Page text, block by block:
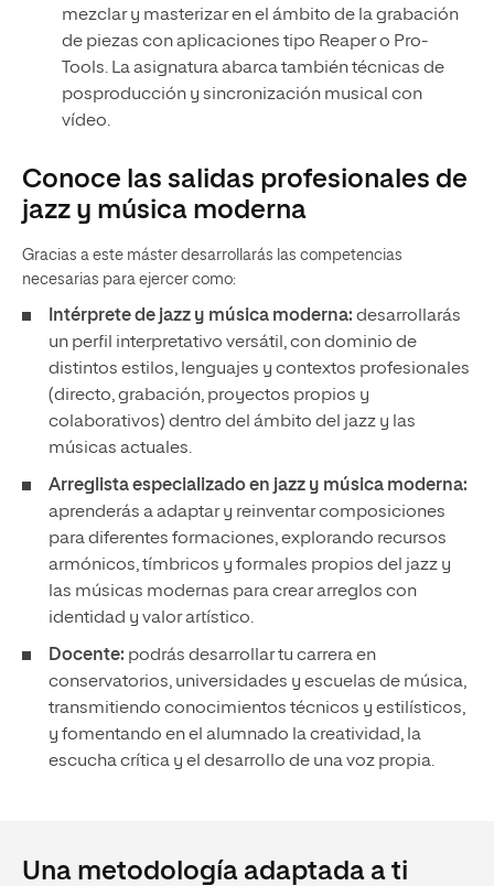
mezclar y masterizar en el ámbito de la grabación
de piezas con aplicaciones tipo Reaper o Pro-
Tools. La asignatura abarca también técnicas de
posproducción y sincronización musical con
vídeo.
Conoce las salidas profesionales de
jazz y música moderna
Gracias a este máster desarrollarás las competencias
necesarias para ejercer como:
Intérprete de jazz y música moderna: desarrollarás
un perfil interpretativo versátil, con dominio de
distintos estilos, lenguajes y contextos profesionales
(directo, grabación, proyectos propios y
colaborativos) dentro del ámbito del jazz y las
músicas actuales.
Arreglista especializado en jazz y música moderna:
aprenderás a adaptar y reinventar composiciones
para diferentes formaciones, explorando recursos
armónicos, tímbricos y formales propios del jazz y
las músicas modernas para crear arreglos con
identidad y valor artístico.
Docente: podrás desarrollar tu carrera en
conservatorios, universidades y escuelas de música,
transmitiendo conocimientos técnicos y estilísticos,
y fomentando en el alumnado la creatividad, la
escucha crítica y el desarrollo de una voz propia.
Una metodología adaptada a ti